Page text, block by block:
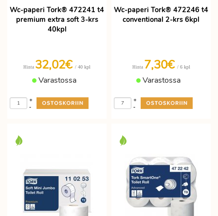
Wc-paperi Tork® 472241 t4
premium extra soft 3-krs
40kpl
Hinta 32,02€ / 40 kpl
Varastossa
-
+
Wc-paperi Tork® 472246 t4
conventional 2-krs 6kpl
Hinta 7,30€ / 6 kpl
Varastossa
-
+